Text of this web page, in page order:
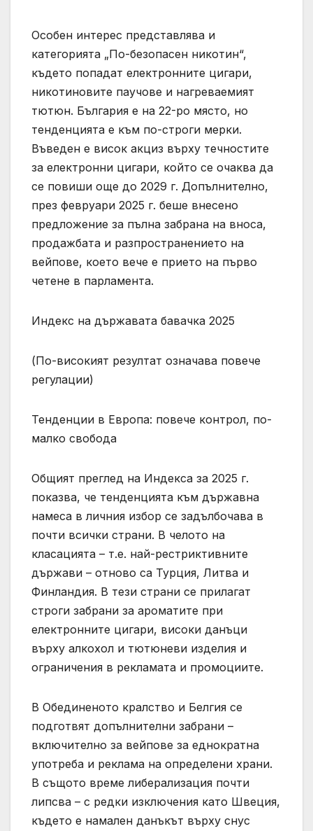
Особен интерес представлява и
категорията „По-безопасен никотин“,
където попадат електронните цигари,
никотиновите паучове и нагреваемият
тютюн. България е на 22-ро място, но
тенденцията е към по-строги мерки.
Въведен е висок акциз върху течностите
за електронни цигари, който се очаква да
се повиши още до 2029 г. Допълнително,
през февруари 2025 г. беше внесено
предложение за пълна забрана на вноса,
продажбата и разпространението на
вейпове, което вече е прието на първо
четене в парламента.
Индекс на държавата бавачка 2025
(По-високият резултат означава повече
регулации)
Тенденции в Европа: повече контрол, по-
малко свобода
Общият преглед на Индекса за 2025 г.
показва, че тенденцията към държавна
намеса в личния избор се задълбочава в
почти всички страни. В челото на
класацията – т.е. най-рестриктивните
държави – отново са Турция, Литва и
Финландия. В тези страни се прилагат
строги забрани за ароматите при
електронните цигари, високи данъци
върху алкохол и тютюневи изделия и
ограничения в рекламата и промоциите.
В Обединеното кралство и Белгия се
подготвят допълнителни забрани –
включително за вейпове за еднократна
употреба и реклама на определени храни.
В същото време либерализация почти
липсва – с редки изключения като Швеция,
където е намален данъкът върху снус